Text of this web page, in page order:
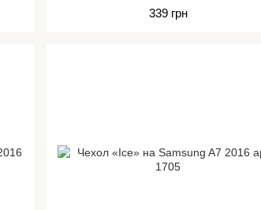
339 грн